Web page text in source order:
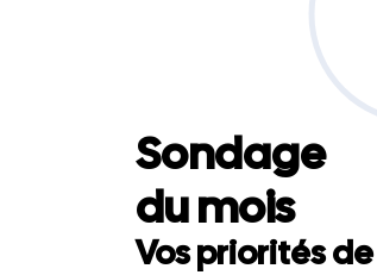
Sondage
du mois
Vos priorités